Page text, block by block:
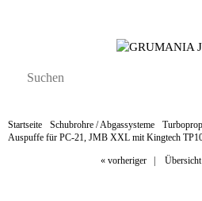
Startseite Schubrohre / Abgassysteme
Auspuffe für PC-21, JMB XXL mit Kingtech
« vorheriger| Übersicht